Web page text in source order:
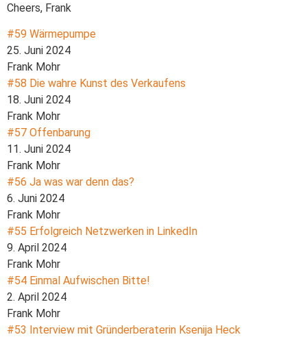
Cheers, Frank
#59 Wärmepumpe
25. Juni 2024
Frank Mohr
#58 Die wahre Kunst des Verkaufens
18. Juni 2024
Frank Mohr
#57 Offenbarung
11. Juni 2024
Frank Mohr
#56 Ja was war denn das?
6. Juni 2024
Frank Mohr
#55 Erfolgreich Netzwerken in LinkedIn
9. April 2024
Frank Mohr
#54 Einmal Aufwischen Bitte!
2. April 2024
Frank Mohr
#53 Interview mit Gründerberaterin Ksenija Heck